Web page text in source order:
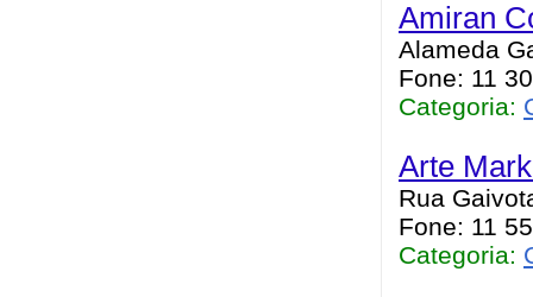
Amiran
Alameda
Fone: 11
Categoria:
Arte
Rua
Fone: 11
Categoria: